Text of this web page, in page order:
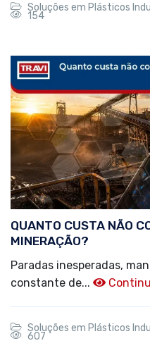
Soluções em Plásticos
154
QUANTO CUSTA NÃO
MINERAÇÃO?
Paradas inesperadas,
constante de...
Soluções em Plásticos
607